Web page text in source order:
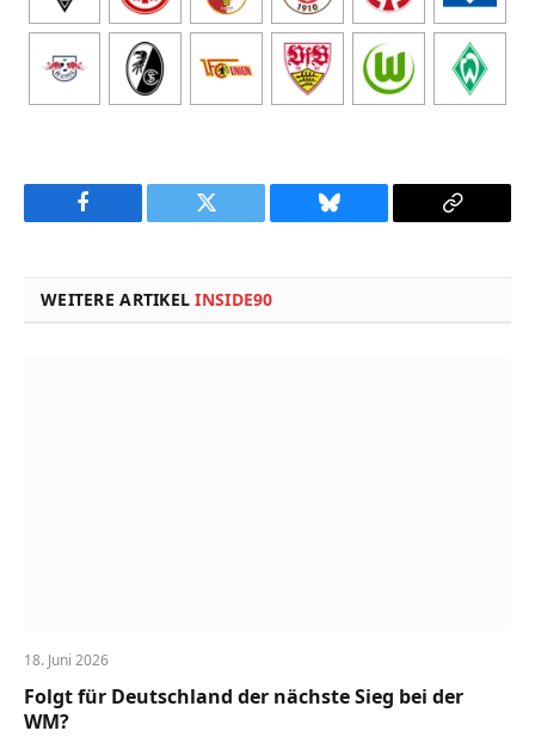
Facebook Twitter Bluesky
Copy
WEITERE ARTIKELINSIDE90
18. Juni 2026
Folgt für Deutschland der nächste Sieg bei der
WM?